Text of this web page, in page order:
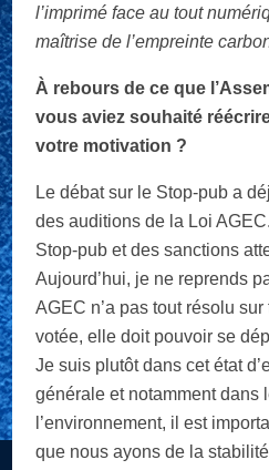
l’imprimé face au tout
maîtrise de l’empreinte
À rebours de ce que
vous aviez souhaité
votre motivation ?
Le débat sur le Stop-pub a
des auditions de la Loi
Stop-pub et des sanctions
Aujourd’hui, je ne reprends
AGEC n’a pas tout résolu
votée, elle doit pouvoir se
Je suis plutôt dans cet état
générale et notamment dans
l’environnement, il est
que nous ayons de la